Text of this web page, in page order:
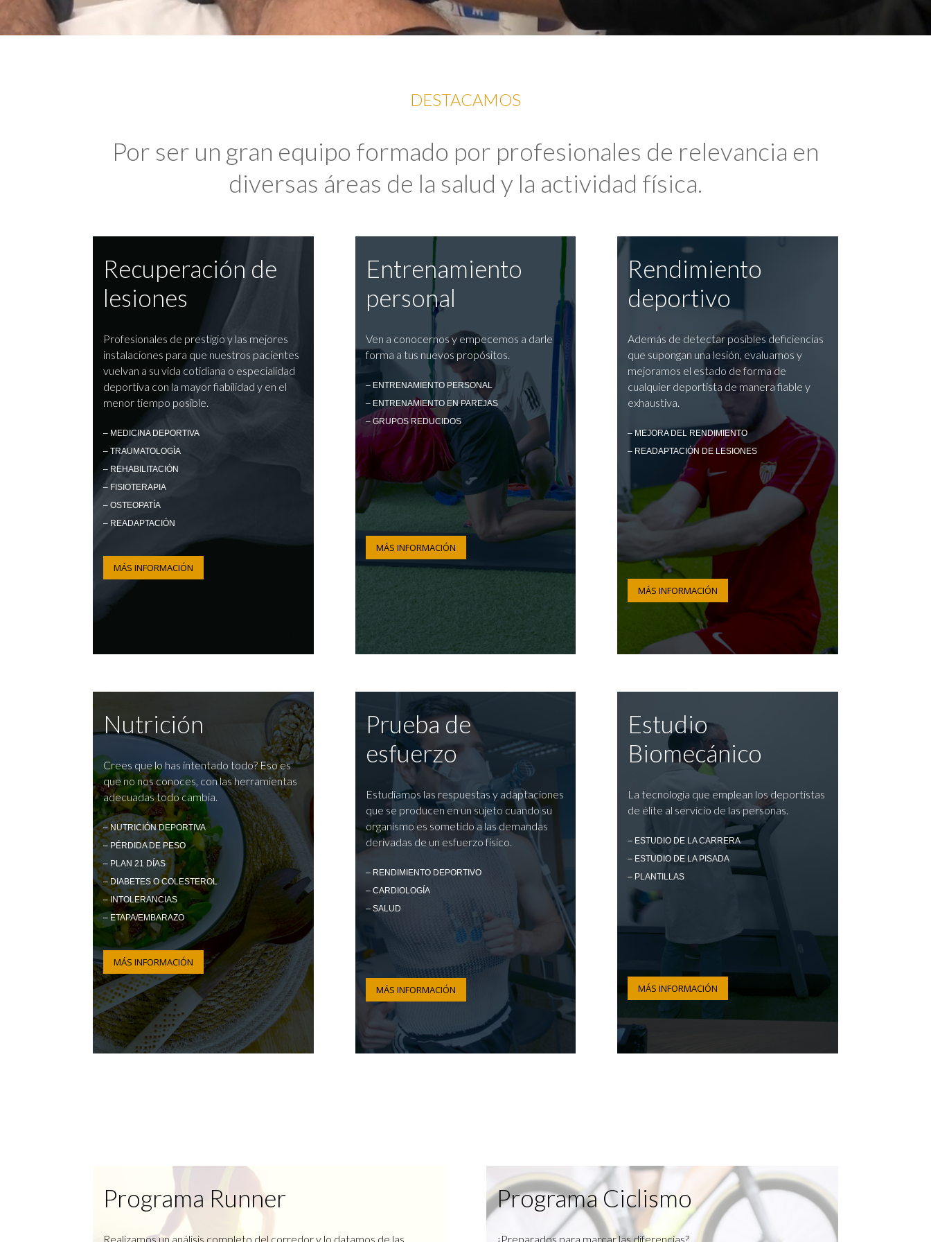
DESTACAMOS
Por ser un gran equipo formado por profesionales de relevancia en
diversas áreas de la salud y la actividad física.
Recuperación de
lesiones
Profesionales de prestigio y las mejores
instalaciones para que nuestros pacientes
vuelvan a su vida cotidiana o especialidad
deportiva con la mayor fiabilidad y en el
menor tiempo posible.
– MEDICINA DEPORTIVA
– TRAUMATOLOGÍA
– REHABILITACIÓN
– FISIOTERAPIA
– OSTEOPATÍA
– READAPTACIÓN
MÁS INFORMACIÓN
Entrenamiento
personal
Ven a conocernos y empecemos a darle
forma a tus nuevos propósitos.
– ENTRENAMIENTO PERSONAL
– ENTRENAMIENTO EN PAREJAS
– GRUPOS REDUCIDOS
MÁS INFORMACIÓN
Rendimiento
deportivo
Además de detectar posibles deficiencias
que supongan una lesión, evaluamos y
mejoramos el estado de forma de
cualquier deportista de manera fiable y
exhaustiva.
– MEJORA DEL RENDIMIENTO
– READAPTACIÓN DE LESIONES
MÁS INFORMACIÓN
Nutrición
Crees que lo has intentado todo? Eso es
que no nos conoces, con las herramientas
adecuadas todo cambia.
– NUTRICIÓN DEPORTIVA
– PÉRDIDA DE PESO
– PLAN 21 DÍAS
– DIABETES O COLESTEROL
– INTOLERANCIAS
– ETAPA/EMBARAZO
MÁS INFORMACIÓN
Prueba de
esfuerzo
Estudiamos las respuestas y adaptaciones
que se producen en un sujeto cuando su
organismo es sometido a las demandas
derivadas de un esfuerzo físico.
– RENDIMIENTO DEPORTIVO
– CARDIOLOGÍA
– SALUD
MÁS INFORMACIÓN
Estudio
Biomecánico
La tecnología que emplean los deportistas
de élite al servicio de las personas.
– ESTUDIO DE LA CARRERA
– ESTUDIO DE LA PISADA
– PLANTILLAS
MÁS INFORMACIÓN
Programa Runner
Realizamos un análisis completo del corredor y lo datamos de las
Programa Ciclismo
¿Preparados para marcar las diferencias?